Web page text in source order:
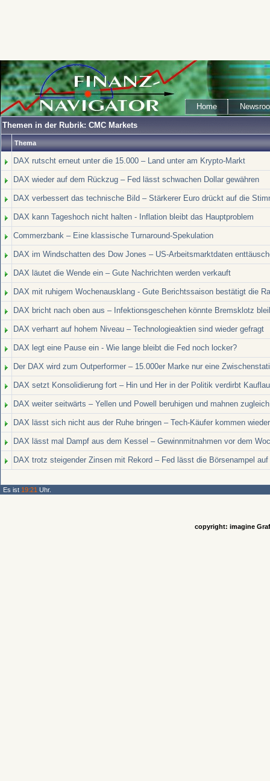
Home
Themen in der Rubrik: CMC Markets
Thema
DAX rutscht erneut unter die 15.000 – Land unter am Krypto-Markt
DAX wieder auf dem Rückzug – Fed lässt schwachen Dollar gewähren
DAX verbessert das technische Bild – Stärkerer Euro drückt auf die
DAX kann Tageshoch nicht halten - Inflation bleibt das Hauptproblem
Commerzbank – Eine klassische Turnaround-Spekulation
DAX im Windschatten des Dow Jones – US-Arbeitsmarktdaten
DAX läutet die Wende ein – Gute Nachrichten werden verkauft
DAX mit ruhigem Wochenausklang - Gute Berichtssaison bestätigt die
DAX bricht nach oben aus – Infektionsgeschehen könnte Bremsklotz
DAX verharrt auf hohem Niveau – Technologieaktien sind wieder gefragt
DAX legt eine Pause ein - Wie lange bleibt die Fed noch locker?
Der DAX wird zum Outperformer – 15.000er Marke nur eine
DAX setzt Konsolidierung fort – Hin und Her in der Politik verdirbt
DAX weiter seitwärts – Yellen und Powell beruhigen und mahnen zugleich
DAX lässt sich nicht aus der Ruhe bringen – Tech-Käufer kommen
DAX lässt mal Dampf aus dem Kessel – Gewinnmitnahmen vor dem
DAX trotz steigender Zinsen mit Rekord – Fed lässt die Börsenampel auf
Es ist 19:21 Uhr.
copyright: imagine